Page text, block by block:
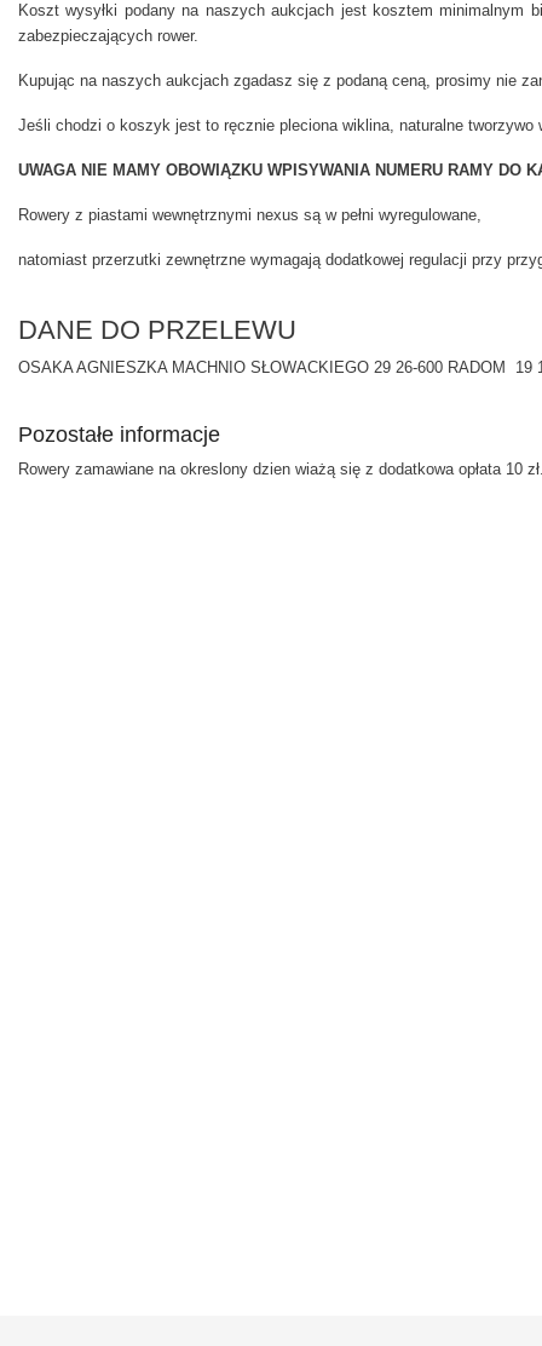
Koszt wysyłki podany na naszych aukcjach jest kosztem minimalnym
zabezpieczających rower.
Kupując na naszych aukcjach zgadasz się z podaną ceną, prosimy nie
Jeśli chodzi o koszyk jest to ręcznie pleciona wiklina, naturalne
UWAGA NIE MAMY OBOWIĄZKU WPISYWANIA NUMERU RAMY DO
Rowery z piastami wewnętrznymi nexus są w pełni wyregulowane,
natomiast przerzutki zewnętrzne wymagają dodatkowej regulacji przy
DANE DO PRZELEWU
OSAKA AGNIESZKA MACHNIO SŁOWACKIEGO 29 26-600 RADOM 19
Pozostałe informacje
Rowery zamawiane na okreslony dzien wiażą się z dodatkowa opłata 10